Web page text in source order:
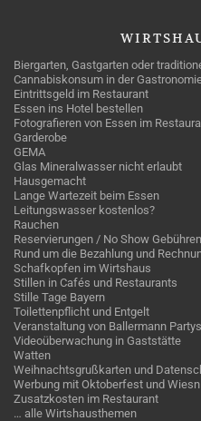
Biergarten, Gastgarten oder
Cannabiskonsum in der
Eintrittsgeld im Restaurant
Essen ins Hotel bestellen
Fotografieren von Essen im
Garderobe
GEMA
Glas Mineralwasser nicht erlaubt
Hausgemacht
Lange Wartezeit beim Essen
Leitungswasser kostenlos?
Rauchen
Reservierungen / No Show Gebühren
Rund um die Bezahlung und
Schafkopfen im Wirtshaus
Stillen in Cafés und Restaurants
Stille Tage Bayern
Toilettenpflicht und Entgelt
Veranstaltung von Ballermann Partys
Videoüberwachung in Gaststätte
Watten
Weihnachtsgrußkarten und
Werbung mit Oktoberfest und Wiesn
Zusatzkosten im Restaurant
… alle Wirtshausthemen